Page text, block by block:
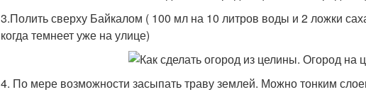
3.Полить сверху Байкалом ( 100 мл на 10 литров воды и 2 ложки
когда темнеет уже на улице)
4. По мере возможности засыпать траву землей. Можно тонким